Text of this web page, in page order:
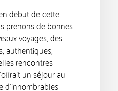
début de cette
prenons de bonnes
voyages, des
authentiques,
rencontres
un séjour au
d’innombrables